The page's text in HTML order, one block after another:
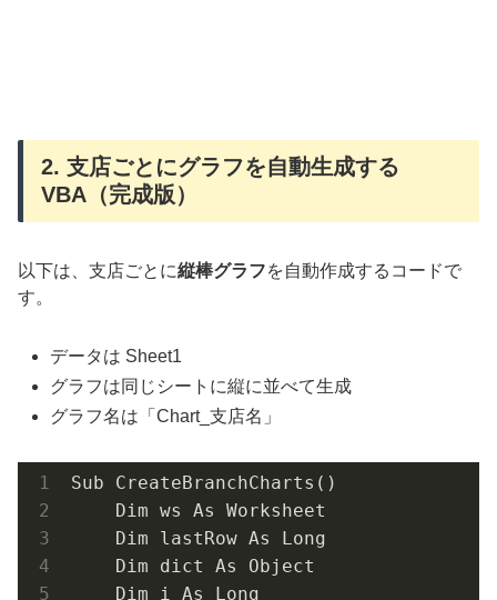
2. 支店ごとにグラフを自動生成する
VBA（完成版）
以下は、支店ごとに縦棒グラフを自動作成するコードで
す。
データは Sheet1
グラフは同じシートに縦に並べて生成
グラフ名は「Chart_支店名」
Sub CreateBranchCharts()
    Dim ws As Worksheet
    Dim lastRow As Long
    Dim dict As Object
    Dim i As Long